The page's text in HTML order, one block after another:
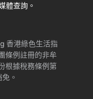
體查詢。
香港綠色生活指
條例註冊的非牟
根據稅務條例第
。